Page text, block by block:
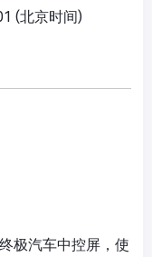
(北京时间)
极汽车中控屏，使